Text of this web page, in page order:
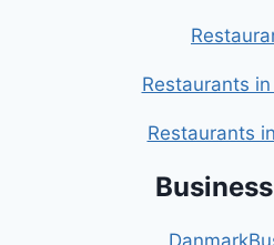
Restaurants
Restaurants